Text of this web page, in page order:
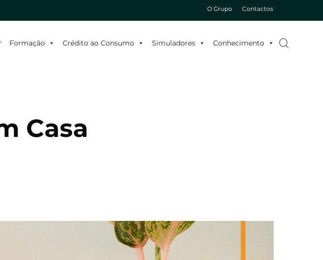
O Grupo Contactos
Formação Crédito ao Consumo Simuladores Conhecimento
Casa